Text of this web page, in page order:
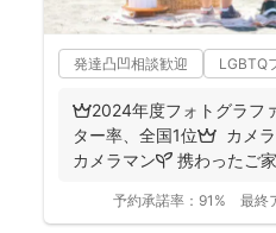
発達凸凹相談歓迎 LGBTQ
👑2024年度フォトグラフ
ター率、全国1位👑 カメ
カメラマン🌱 携わったご
予約承諾率： 91% 最終